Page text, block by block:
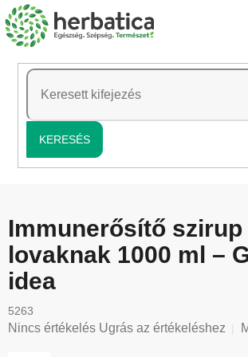
Ugrás
a
tartalomhoz
KERESÉS
Immunerősítő szirup
lovaknak 1000 ml –
idea
5263
A
Nincs értékelés Ugrás az értékeléshez